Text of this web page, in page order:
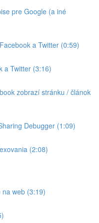
pre Google (a iné
a Twitter (0:59)
a Twitter (3:16)
zobrazí stránku / článok
Debugger (1:09)
(2:08)
na web (3:19)